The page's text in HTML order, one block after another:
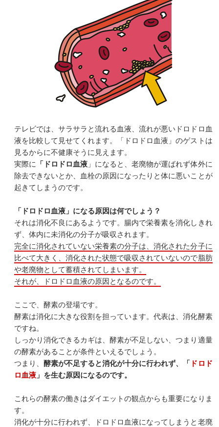
テレビでは、サラサラと流れる血液、流れが悪いドロドロ血
液を比較して見せてくれます。「ドロドロ血液」のゲストは
見るからに不健康そうに見えます。
実際に 「ドロドロ血液」になると、老廃物が運ばれず体外に
除去できないとか、血栓の原因になったりと体に悪いことが
起きてしまうのです。
「ドロドロ血液」になる原因は何でしょう？
それは消化不良にあるようです。腸内で栄養素を消化しきれ
ず、体内に未消化の分子が吸収されます。
完全に消化されていない栄養素の分子は、消化された分子に
比べて大きく、消化された状態で吸収されていないので脂肪
や老廃物として蓄積されてしまいます。
それが、ドロドロ血液の原因となるのです。
ここで、酵素の登場です。
酵素は消化に大きな役割を担っています。代表は、消化酵素
ですね。
しっかり消化できるカギは、酵素が不足しない、つまり適量
の酵素があることが条件といえるでしょう。
つまり、 酵素が不足すると消化が十分に行われず、「 ドロド
ロ血液」を生む原因になるのです。
これらの酵素の働きはダイエットの観点からも重要になりま
す。
消化が十分に行われず、ドロドロ血液になってしまうと老廃